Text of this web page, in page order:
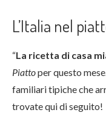
L’Italia nel
“La ricetta di casa
Piattoper questo
familiari tipiche che
trovate qui di seguito!